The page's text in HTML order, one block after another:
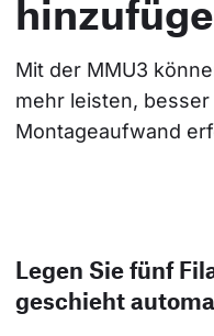
Mit der MMU3
mehr leisten,
Montageaufwand
Legen Sie fünf
geschieht